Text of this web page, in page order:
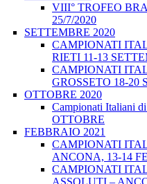
VIII° TROFEO
25/7/2020
SETTEMBRE 2020
CAMPIONATI
RIETI 11-13
CAMPIONATI
GROSSETO 18-20
OTTOBRE 2020
Campionati Italiani
OTTOBRE
FEBBRAIO 2021
CAMPIONATI
ANCONA, 13-14
CAMPIONATI
ASSOLUTI –